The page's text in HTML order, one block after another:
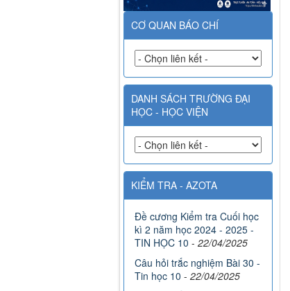
CƠ QUAN BÁO CHÍ
DANH SÁCH TRƯỜNG ĐẠI
HỌC - HỌC VIỆN
KIỂM TRA - AZOTA
Đề cương Kiểm tra Cuối học
kì 2 năm học 2024 - 2025 -
TIN HỌC 10 - 22/04/2025
Câu hỏi trắc nghiệm Bài 30 -
Tin học 10 - 22/04/2025